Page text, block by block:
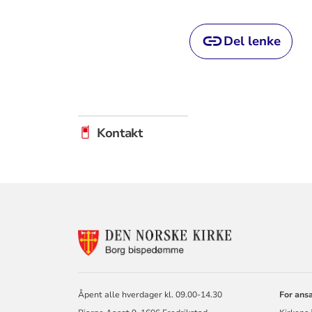
Del lenke
Kontakt
Åpent alle hverdager kl. 09.00-14.30
For